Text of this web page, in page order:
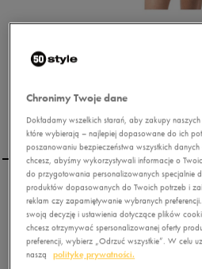
NIKE T-SHIRT TEE-SCOOP
GALAXY
0.0 ( )
Chronimy Twoje dane
Dokładamy wszelkich starań, aby zakupy
które wybierają – najlepiej dopasowane do ich
poszanowaniu bezpieczeństwa wszystkich
chcesz, abyśmy wykorzystywali informacje o
do przygotowania personalizowanych specjalnie
produktów dopasowanych do Twoich potrzeb i
reklam czy zapamiętywanie wybranych
swoją decyzję i ustawienia dotyczące plików
chcesz otrzymywać spersonalizowanej oferty
preferencji, wybierz „Odrzuć wszystkie”. W celu
naszą
politykę prywatności.